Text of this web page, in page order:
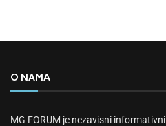
O NAMA
MG FORUM je nezavisni informativni